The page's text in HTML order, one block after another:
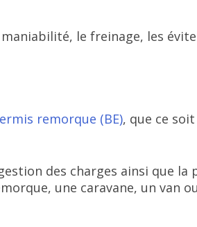
le freinage, les
remorque (BE), que ce
des charges ainsi que la
une caravane, un van